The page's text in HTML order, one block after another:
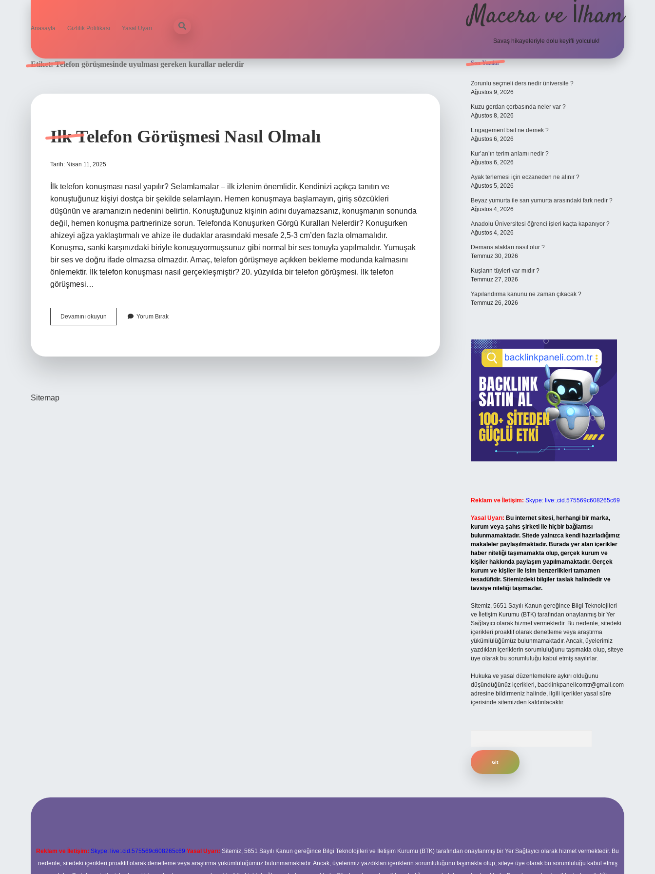
Anasayfa Gizlilik Politikası Yasal Uyarı Macera ve İlham
Savaş hikayeleriyle dolu keyifli yolculuk!
Etiket:Telefon görüşmesinde uyulması gereken kurallar nelerdir
Ilk Telefon Görüşmesi Nasıl Olmalı
Tarih: Nisan 11, 2025
İlk telefon konuşması nasıl yapılır? Selamlamalar – ilk izlenim önemlidir. Kendinizi açıkça tanıtın ve
konuştuğunuz kişiyi dostça bir şekilde selamlayın. Hemen konuşmaya başlamayın, giriş sözcükleri
düşünün ve aramanızın nedenini belirtin. Konuştuğunuz kişinin adını duyamazsanız, konuşmanın sonunda
değil, hemen konuşma partnerinize sorun. Telefonda Konuşurken Görgü Kuralları Nelerdir? Konuşurken
ahizeyi ağza yaklaştırmalı ve ahize ile dudaklar arasındaki mesafe 2,5-3 cm’den fazla olmamalıdır.
Konuşma, sanki karşınızdaki biriyle konuşuyormuşsunuz gibi normal bir ses tonuyla yapılmalıdır. Yumuşak
bir ses ve doğru ifade olmazsa olmazdır. Amaç, telefon görüşmeye açıkken bekleme modunda kalmasını
önlemektir. İlk telefon konuşması nasıl gerçekleşmiştir? 20. yüzyılda bir telefon görüşmesi. İlk telefon
görüşmesi…
Devamını okuyun
Telefon
Yorum Bırak
Sitemap
Sidebar
Son Yazılar
Zorunlu seçmeli ders nedir üniversite ?
Ağustos 9, 2026
Kuzu gerdan çorbasında neler var ?
Ağustos 8, 2026
Engagement bait ne demek ?
Ağustos 6, 2026
Kur’an’ın terim anlamı nedir ?
Ağustos 6, 2026
Ayak terlemesi için eczaneden ne alınır ?
Ağustos 5, 2026
Beyaz yumurta ile sarı yumurta arasındaki fark nedir ?
Ağustos 4, 2026
Anadolu Üniversitesi öğrenci işleri kaçta kapanıyor ?
Ağustos 4, 2026
Demans atakları nasıl olur ?
Temmuz 30, 2026
Kuşların tüyleri var mıdır ?
Temmuz 27, 2026
Yapılandırma kanunu ne zaman çıkacak ?
Temmuz 26, 2026
Reklam ve İletişim: Skype: live:.cid.575569c608265c69
Yasal Uyarı: Bu internet sitesi, herhangi bir marka,
kurum veya şahıs şirketi ile hiçbir bağlantısı
bulunmamaktadır. Sitede yalnızca kendi hazırladığımız
makaleler paylaşılmaktadır. Burada yer alan içerikler
haber niteliği taşımamakta olup, gerçek kurum ve
kişiler hakkında paylaşım yapılmamaktadır. Gerçek
kurum ve kişiler ile isim benzerlikleri tamamen
tesadüfidir. Sitemizdeki bilgiler taslak halindedir ve
tavsiye niteliği taşımazlar.
Sitemiz, 5651 Sayılı Kanun gereğince Bilgi Teknolojileri
ve İletişim Kurumu (BTK) tarafından onaylanmış bir Yer
Sağlayıcı olarak hizmet vermektedir. Bu nedenle, sitedeki
içerikleri proaktif olarak denetleme veya araştırma
yükümlülüğümüz bulunmamaktadır. Ancak, üyelerimiz
yazdıkları içeriklerin sorumluluğunu taşımakta olup, siteye
üye olarak bu sorumluluğu kabul etmiş sayılırlar.
Hukuka ve yasal düzenlemelere aykırı olduğunu
düşündüğünüz içerikleri, backlinkpanelicomtr@gmail.com
adresine bildirmeniz halinde, ilgili içerikler yasal süre
içerisinde sitemizden kaldırılacaktır.
Reklam ve İletişim: Skype: live:.cid.575569c608265c69 Yasal Uyarı: Sitemiz, 5651 Sayılı Kanun gereğince Bilgi Teknolojileri ve İletişim Kurumu (BTK) tarafından onaylanmış bir Yer Sağlayıcı olarak hizmet vermektedir. Bu
nedenle, sitedeki içerikleri proaktif olarak denetleme veya araştırma yükümlülüğümüz bulunmamaktadır. Ancak, üyelerimiz yazdıkları içeriklerin sorumluluğunu taşımakta olup, siteye üye olarak bu sorumluluğu kabul etmiş